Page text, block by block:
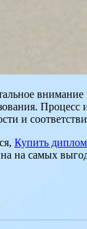
внимание
и
Купить
на самых